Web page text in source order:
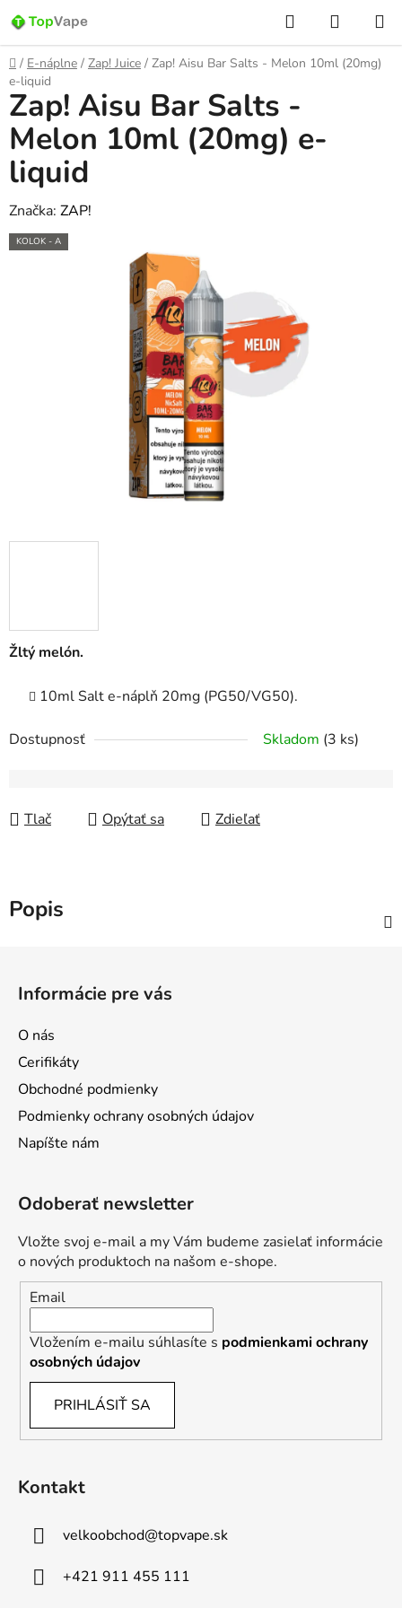
na
obsah
Hľadať
KOŠÍK
Domov
/ E-náplne / Zap! Juice / Zap! Aisu Bar Salts - Melon 10ml (20mg)
e-liquid
Žltý melón.
10ml Salt e-náplň 20mg (PG50/VG50).
Dostupnosť Skladom (3 ks)
Tlač Opýtať sa Zdieľať
Zap! Aisu Bar Salts -
Melon 10ml (20mg) e-
liquid
Značka: ZAP!
KOLOK - A
Popis
Informácie pre vás
O nás
Cerifikáty
Obchodné podmienky
Podmienky ochrany osobných údajov
Napíšte nám
Odoberať newsletter
Vložte svoj e-mail a my Vám budeme zasielať informácie
o nových produktoch na našom e-shope.
Email
Vložením e-mailu súhlasíte s podmienkami ochrany
osobných údajov
PRIHLÁSIŤ SA
Kontakt
velkoobchod@topvape.sk
+421 911 455 111